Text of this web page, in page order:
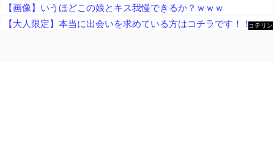
【画像】いうほどこの娘とキス我慢できるか？ｗｗｗ
【大人限定】本当に出会いを求めている方はコチラです！！コテリン